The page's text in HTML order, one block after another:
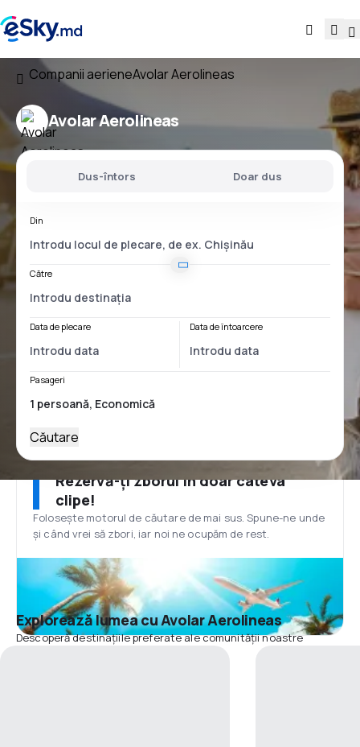
Companii aerieneAvolar Aerolineas
Avolar Aerolineas
Dus-întors Doar dus
Din
Către
Data de plecare Data de întoarcere
Pasageri
Căutare
Rezervă-ți zborul în doar câteva
clipe!
Folosește motorul de căutare de mai sus. Spune-ne unde
și când vrei să zbori, iar noi ne ocupăm de rest.
Explorează lumea cu Avolar Aerolineas
Descoperă destinațiile preferate ale comunității noastre